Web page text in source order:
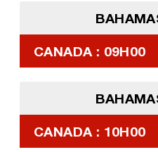
CANADA : 09H00
CANADA : 10H00